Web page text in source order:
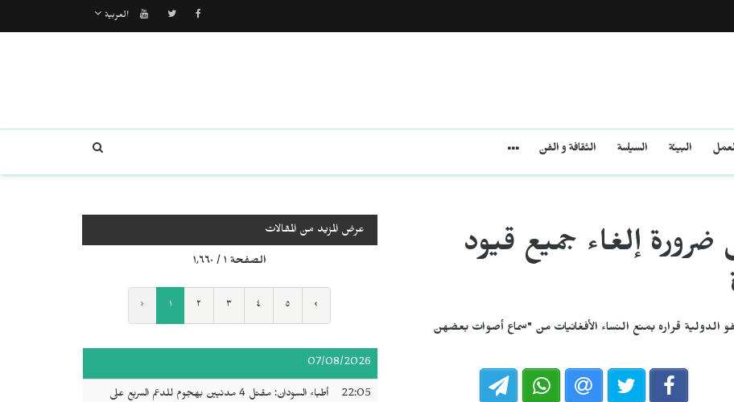
العربية
البيئة السياسة الثقافة و الفن
ضرورة إلغاء جميع قيود
الدولية قراره بمنع النساء الأفغانيات من "سماع أصوات بعضهن
عرض المزيد من المقالات
الصفحة ١ / ١٬٦٦٠
‹ ١ ٢ ٣ ٤ ٥ ›
07/08/2026
22:05
أطباء السودان: مقتل 4 مدنيين بهجوم للدعم السريع على